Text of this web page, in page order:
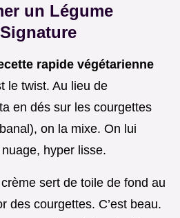
un Légume
rapide végétarienne
le twist. Au lieu de
en dés sur les courgettes
on la mixe. On lui
hyper lisse.
sert de toile de fond au
des courgettes. C’est beau.